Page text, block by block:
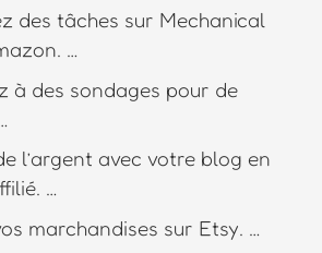
des tâches sur Mechanical
…
à des sondages pour de
l’argent avec votre blog en
…
marchandises sur Etsy. …